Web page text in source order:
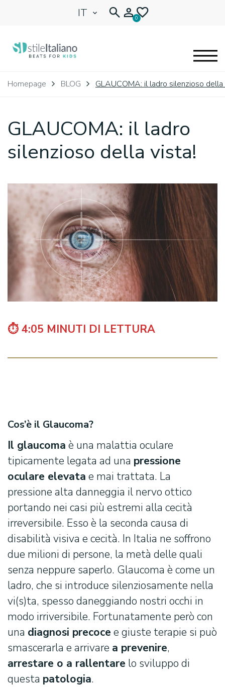
IT 0
EYEGLASSES
Homepage BLOG GLAUCOMA: il ladro silenzioso della
GLAUCOMA: il ladro
silenzioso della vista!
⏱️ 4:05 MINUTI DI LETTURA
Cos’è il Glaucoma?
Il glaucoma è una malattia oculare
tipicamente legata ad una pressione
oculare elevata e mai trattata. La
pressione alta danneggia il nervo ottico
portando nei casi più estremi alla cecità
irreversibile. Esso è la seconda causa di
disabilità visiva e cecità. In Italia ne soffrono
due milioni di persone, la metà delle quali
senza neppure saperlo. Glaucoma è come un
ladro, che si introduce silenziosamente nella
vi(s)ta, spesso daneggiando nostri occhi in
modo irriversibile. Fortunatamente però con
una diagnosi precoce e giuste terapie si può
smascerarla e arrivare a prevenire,
arrestare o a rallentare lo sviluppo di
questa patologia.